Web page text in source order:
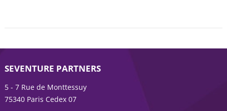
SEVENTURE PARTNERS
5 - 7 Rue de Monttessuy
75340 Paris Cedex 07